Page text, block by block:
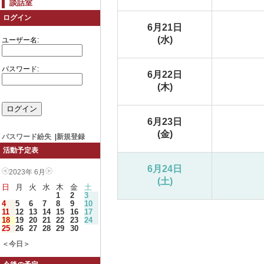
談話室
ログイン
ユーザー名:
パスワード:
パスワード紛失
新規登録
活動予定表
2023年 6月
日 月 火 水 木 金
土
1
2
3
4
5 6 7 8 9
10
11
12 13 14 15 16
17
18 19 20 21 22 23
24
25 26 27 28 29 30
＜今日＞
6月21日
(水)
6月22日
(木)
6月23日
(金)
6月24日
(土)